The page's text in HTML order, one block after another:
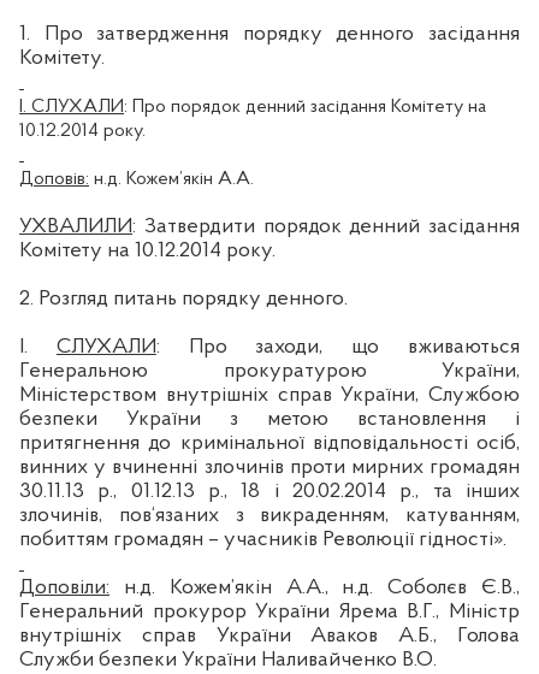
1. Про затвердження порядку денного засідання
Комітету.
І. СЛУХАЛИ: Про порядок денний засідання Комітету на
10.12.2014 року.
Доповів: н.д. Кожем’якін А.А.
УХВАЛИЛИ: Затвердити порядок денний засідання
Комітету на 10.12.2014 року.
2. Розгляд питань порядку денного.
І. СЛУХАЛИ:
Про заходи, що вживаються
Генеральною прокуратурою України,
Міністерством внутрішніх справ України, Службою
безпеки України з метою встановлення і
притягнення до кримінальної відповідальності осіб,
винних у вчиненні злочинів проти мирних громадян
30.11.13 р., 01.12.13 р., 18 і 20.02.2014 р., та інших
злочинів, пов‘язаних з викраденням, катуванням,
побиттям громадян – учасників Революції гідності».
Доповіли: н.д. Кожем’якін А.А., н.д. Соболєв Є.В.,
Генеральний прокурор України Ярема В.Г., Міністр
внутрішніх справ України
Аваков А.Б., Голова
Служби безпеки України Наливайченко В.О.